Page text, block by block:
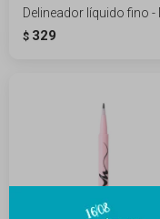
Delineador líquido fino -
$ 329